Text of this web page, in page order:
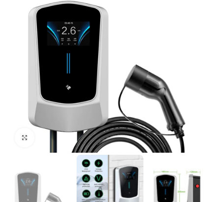
Click to enlarge